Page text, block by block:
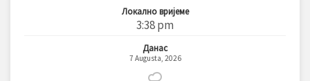
Локално вријеме
3:38 pm
Данас
7 Augusta, 2026